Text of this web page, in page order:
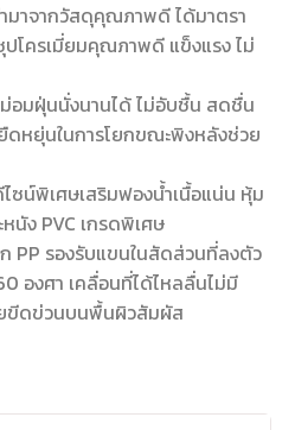
มาจากวัสดุคุณภาพดี ได้มาตรา
ปโครเมี่ยมคุณภาพดี แข็งแรง ไม่
อมฝุ่นนั่งนานได้ ไม่อับชื้น สดชื่น
ดหยุ่นในการโยกขณะพิงหลังช่วย
ไซน์พิเศษเสริมฟองน้ำเนื้อแน่น หุ้ม
นัง PVC เกรดพิเศษ
PP รองรับแขนในสัดส่วนที่ลงตัว
องศา เคลื่อนที่ได้ไหลลื่นไม่มี
ขีดข่วนบนพื้นผิวสัมผัส